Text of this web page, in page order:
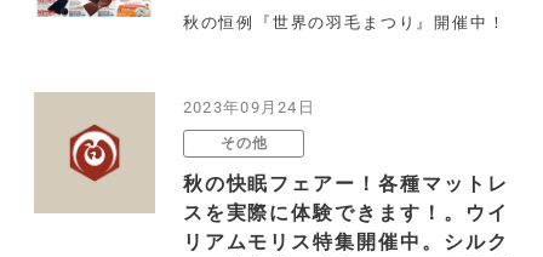
秋の恒例『世界の羽毛まつり』開催中！
2023年09月24日
その他
秋の快眠フェアー！各種マットレ
スを実際に体験できます！。ウイ
リアムモリス特集開催中。シルク